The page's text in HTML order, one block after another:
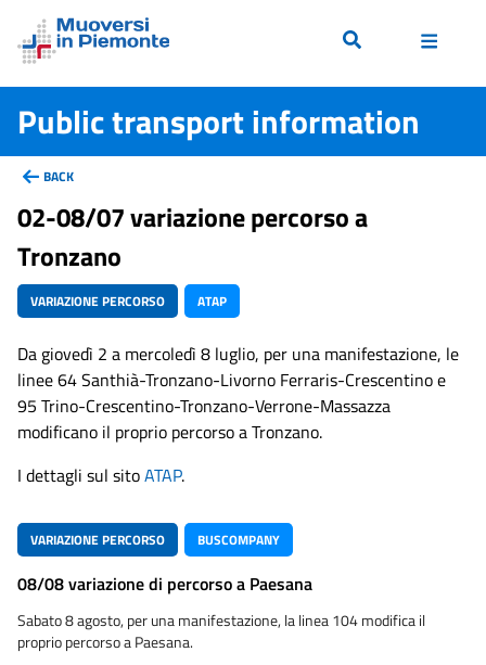
Public transport information
BACK
02-08/07 variazione percorso a
Tronzano
VARIAZIONE PERCORSO ATAP
Da giovedì 2 a mercoledì 8 luglio, per una manifestazione, le
linee 64 Santhià-Tronzano-Livorno Ferraris-Crescentino e
95 Trino-Crescentino-Tronzano-Verrone-Massazza
modificano il proprio percorso a Tronzano.
I dettagli sul sitoATAP.
VARIAZIONE PERCORSO BUSCOMPANY
08/08 variazione di percorso a Paesana
Sabato 8 agosto, per una manifestazione, la linea 104 modifica il
proprio percorso a Paesana.